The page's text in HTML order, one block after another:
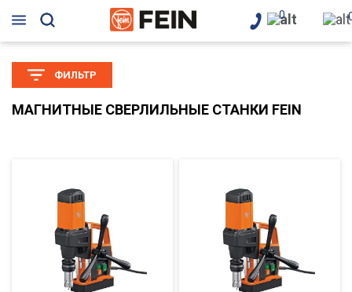
0
ФИЛЬТР
МАГНИТНЫЕ СВЕРЛИЛЬНЫЕ СТАНКИ FEIN